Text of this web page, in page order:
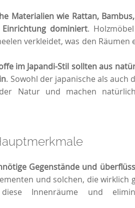
Materialien wie Rattan,
dominiert.
verkleidet, was den Räumen
im Japandi-Stil sollten aus
. Sowohl der japanische als auch
Natur und machen
Gegenstände und
und solchen, die wirklich
Innenräume und